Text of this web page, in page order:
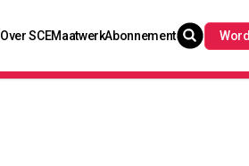
Over SCEMaatwerkAbonnement